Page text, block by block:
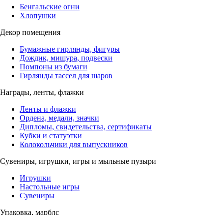
Бенгальские огни
Хлопушки
Декор помещения
Бумажные гирлянды, фигуры
Дождик, мишура, подвески
Помпоны из бумаги
Гирлянды тассел для шаров
Награды, ленты, флажки
Ленты и флажки
Ордена, медали, значки
Дипломы, свидетельства, сертификаты
Кубки и статуэтки
Колокольчики для выпускников
Сувениры, игрушки, игры и мыльные пузыри
Игрушки
Настольные игры
Сувениры
Упаковка, марблс